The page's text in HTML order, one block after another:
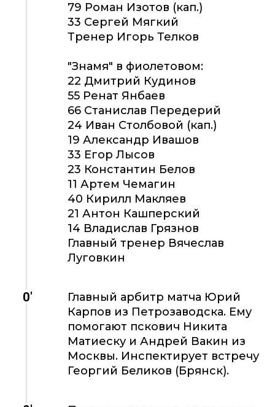
79 Роман Изотов (кап.)
33 Сергей Мягкий
Тренер Игорь Телков
"Знамя" в фиолетовом:
22 Дмитрий Кудинов
55 Ренат Янбаев
66 Станислав Передерий
24 Иван Столбовой (кап.)
19 Александр Ивашов
33 Егор Лысов
23 Константин Белов
11 Артем Чемагин
40 Кирилл Макляев
21 Антон Кашперский
14 Владислав Грязнов
Главный тренер Вячеслав
Луговкин
0'
Главный арбитр матча Юрий
Карпов из Петрозаводска. Ему
помогают пскович Никита
Матиеску и Андрей Вакин из
Москвы. Инспектирует встречу
Георгий Беликов (Брянск).